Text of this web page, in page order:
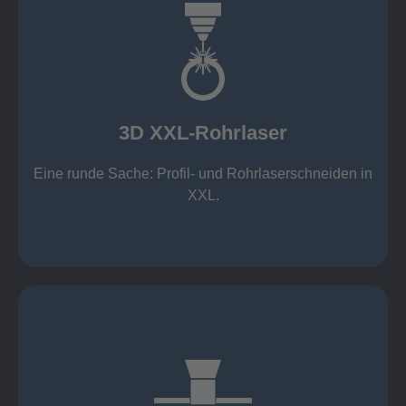
3D XXL-Rohrlaser
Eine runde Sache: Profil- und Rohrlaserschneiden in
XXL.
3D XXL-Rohrlaser
Rechteckprofile bis 300 x 300 mm
Wandstärken:
Nichtrostende Stähle 15 mm (oxidfrei)
Aluminium 10 mm (oxidfrei)